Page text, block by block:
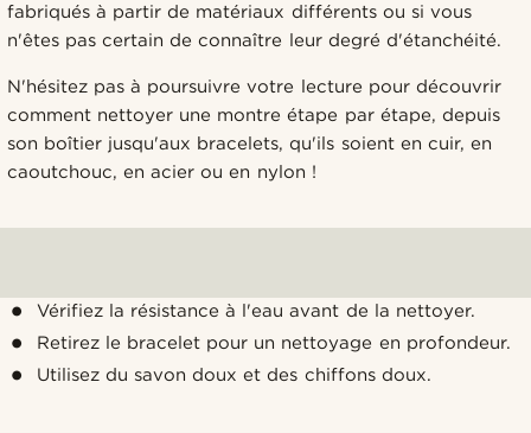
fabriqués à partir de matériaux différents ou si vous
n'êtes pas certain de connaître leur degré d'étanchéité.
N'hésitez pas à poursuivre votre lecture pour découvrir
comment nettoyer une montre étape par étape, depuis
son boîtier jusqu'aux bracelets, qu'ils soient en cuir, en
caoutchouc, en acier ou en nylon !
Vérifiez la résistance à l'eau avant de la nettoyer.
Retirez le bracelet pour un nettoyage en profondeur.
Utilisez du savon doux et des chiffons doux.